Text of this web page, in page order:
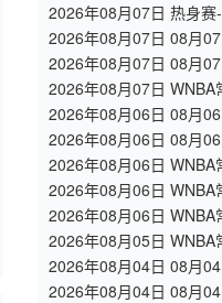
2026年08月07日 热身赛-
利亚 张子宇24+11 杨舒
2026年08月07日 08月
多伦多节奏 83 - 97 波特
2026年08月07日 08月
洛杉矶火花 89 - 82 明尼
2026年08月07日 WNBA
王牌 86 - 84 印第安纳狂
2026年08月06日 08月06
联赛8强赛 北京大学 77 -
2026年08月06日 08月06
联赛8强赛 延世大学 67 -
2026年08月06日 WNBA
92 - 96 华盛顿神秘人 全
2026年08月06日 WNBA
86 - 92 纽约自由人 全场
2026年08月06日 WNBA
星 82 - 96 亚特兰大梦想
2026年08月05日 WNBA
81 - 92 金州女武神 全场
2026年08月04日 08月04
联赛小组赛 延世大学 82
2026年08月04日 08月04